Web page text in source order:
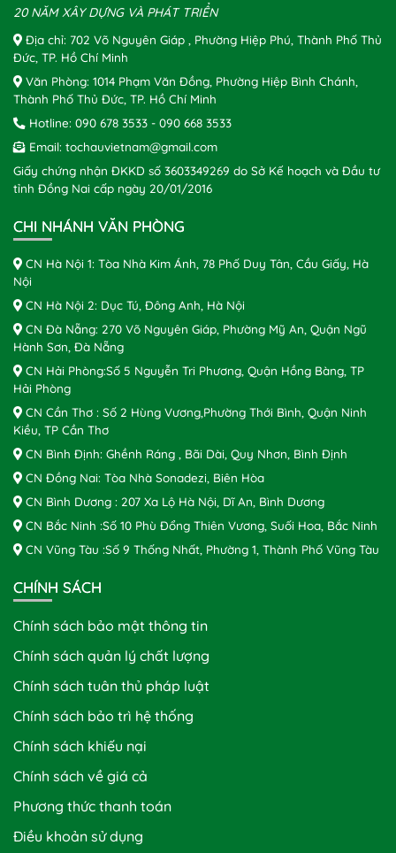
20 NĂM XÂY DỰNG VÀ PHÁT TRIỂN
Địa chỉ: 702 Võ Nguyên Giáp , Phường Hiệp Phú, Thành Phố Thủ
Đức, TP. Hồ Chí Minh
Văn Phòng: 1014 Phạm Văn Đồng, Phường Hiệp Bình Chánh,
Thành Phố Thủ Đức, TP. Hồ Chí Minh
Hotline: 090 678 3533 - 090 668 3533
Email: tochauvietnam@gmail.com
Giấy chứng nhận ĐKKD số 3603349269 do Sở Kế hoạch và Đầu tư
tỉnh Đồng Nai cấp ngày 20/01/2016
CHI NHÁNH VĂN PHÒNG
CN Hà Nội 1: Tòa Nhà Kim Ánh, 78 Phố Duy Tân, Cầu Giấy, Hà
Nội
CN Hà Nội 2: Dục Tú, Đông Anh, Hà Nội
CN Đà Nẵng: 270 Võ Nguyên Giáp, Phường Mỹ An, Quận Ngũ
Hành Sơn, Đà Nẵng
CN Hải Phòng:Số 5 Nguyễn Tri Phương, Quận Hồng Bàng, TP
Hải Phòng
CN Cần Thơ : Số 2 Hùng Vương,Phường Thới Bình, Quận Ninh
Kiều, TP Cần Thơ
CN Bình Định: Ghềnh Ráng , Bãi Dài, Quy Nhơn, Bình Định
CN Đồng Nai: Tòa Nhà Sonadezi, Biên Hòa
CN Bình Dương : 207 Xa Lộ Hà Nội, Dĩ An, Bình Dương
CN Bắc Ninh :Số 10 Phù Đổng Thiên Vương, Suối Hoa, Bắc Ninh
CN Vũng Tàu :Số 9 Thống Nhất, Phường 1, Thành Phố Vũng Tàu
CHÍNH SÁCH
Chính sách bảo mật thông tin
Chính sách quản lý chất lượng
Chính sách tuân thủ pháp luật
Chính sách bảo trì hệ thống
Chính sách khiếu nại
Chính sách về giá cả
Phương thức thanh toán
Điều khoản sử dụng